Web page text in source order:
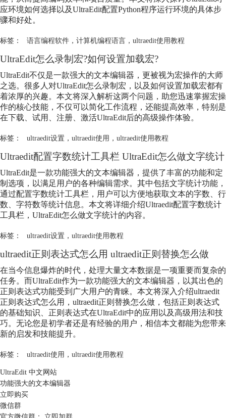
应环境如何选择以及UltraEdit配置Python程序运行环境的具体步
骤和好处。
标签： 语言编程软件， 计算机编程语言， ultraedit使用教程
UltraEdit怎么录制宏?如何设置加载宏?
UltraEdit不仅是一款强大的文本编辑器，更被视为宏操作的大师
之选。很多人对UltraEdit怎么录制宏，以及如何设置加载宏都有
着浓厚的兴趣。本文将深入解析这两个问题，助您迅速掌握宏操
作的核心技能，不仅可以简化工作流程，还能提高效率，特别是
在下载、试用、注册、激活UltraEdit后的高级操作体验。
标签： ultraedit设置， ultraedit使用 ， ultraedit使用教程
Ultraedit配置字数统计工具栏 UltraEdit怎么做文字统计
UltraEdit是一款功能强大的文本编辑器，提供了丰富的功能和定
制选项，以满足用户的各种编辑需求。其中包括文字统计功能，
通过配置字数统计工具栏，用户可以方便地获取文本的字数、行
数、字符数等统计信息。本文将详细介绍Ultraedit配置字数统计
工具栏，UltraEdit怎么做文字统计的内容。
标签： ultraedit设置， ultraedit使用教程
ultraedit正则表达式怎么用 ultraedit正则替换怎么做
在当今信息爆炸的时代，处理大量文本数据是一项重要而复杂的
任务。而UltraEdit作为一款功能强大的文本编辑器，以其出色的
正则表达式功能受到广大用户的青睐。本文将深入介绍ultraedit
正则表达式怎么用，ultraedit正则替换怎么做，包括正则表达式
的基础知识、正则表达式在UltraEdit中的应用以及高级用法和技
巧。无论您是初学者还是有经验的用户，相信本文都能为您带来
新的启发和技能提升。
标签： ultraedit使用 ， ultraedit使用教程
UltraEdit 中文网站
功能强大的文本编辑器
立即购买
微信群